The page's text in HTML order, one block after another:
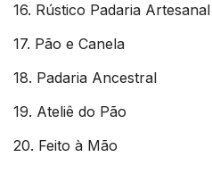
16. Rústico Padaria Artesanal
17. Pão e Canela
18. Padaria Ancestral
19. Ateliê do Pão
20. Feito à Mão